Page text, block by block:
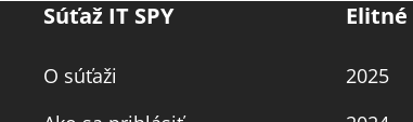
Súťaž IT SPY
O súťaži
2025